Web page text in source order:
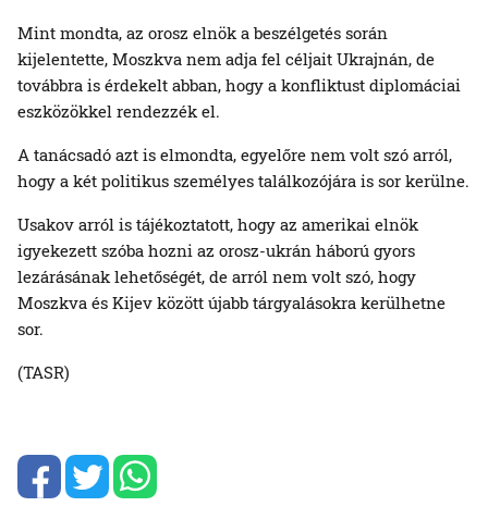
Mint mondta, az orosz elnök a beszélgetés során
kijelentette, Moszkva nem adja fel céljait Ukrajnán, de
továbbra is érdekelt abban, hogy a konfliktust diplomáciai
eszközökkel rendezzék el.
A tanácsadó azt is elmondta, egyelőre nem volt szó arról,
hogy a két politikus személyes találkozójára is sor kerülne.
Usakov arról is tájékoztatott, hogy az amerikai elnök
igyekezett szóba hozni az orosz-ukrán háború gyors
lezárásának lehetőségét, de arról nem volt szó, hogy
Moszkva és Kijev között újabb tárgyalásokra kerülhetne
sor.
(TASR)